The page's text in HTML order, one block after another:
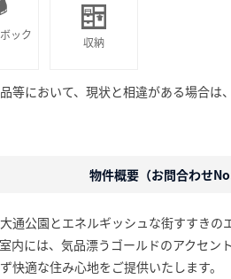
ック
収納
等において、現状と相違がある場合は
物件概要（お問合わせ
通公園とエネルギッシュな街すすきの
内には、気品漂うゴールドのアクセン
快適な住み心地をご提供いたします。